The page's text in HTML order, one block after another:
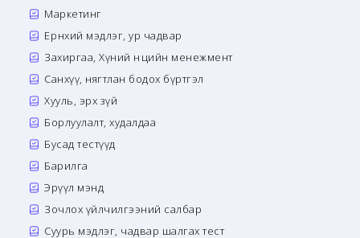
Маркетинг
Ерөнхий мэдлэг, ур чадвар
Захиргаа, Хүний нөөцийн менежмент
Санхүү, нягтлан бодох бүртгэл
Хууль, эрх зүй
Борлуулалт, худалдаа
Бусад тестүүд
Барилга
Эрүүл мэнд
Зочлох үйлчилгээний салбар
Суурь мэдлэг, чадвар шалгах тест